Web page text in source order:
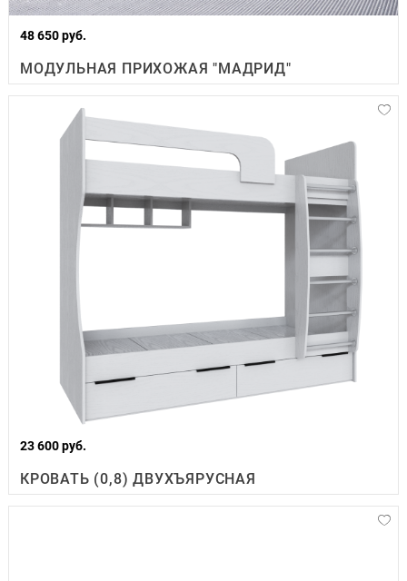
48 650 руб.
МОДУЛЬНАЯ ПРИХОЖАЯ "МАДРИД"
23 600 руб.
КРОВАТЬ (0,8) ДВУХЪЯРУСНАЯ